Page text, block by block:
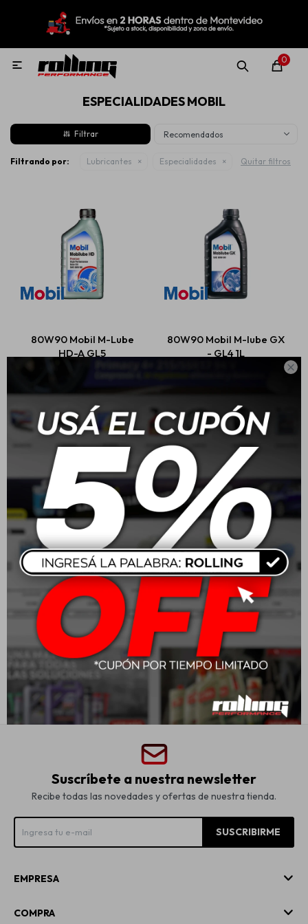

0

ESPECIALIDADES MOBIL
Recomendados
Filtrando por: Lubricantes Especialidades Quitar filtros
80W90 Mobil M-Lube
HD-A GL5
80W90 Mobil M-lube GX
- GL4 1L
Mobil ATF D/M Fluido De
Transmisión 1L
USD16,00
Suscríbete a nuestra newsletter
Recibe todas las novedades y ofertas de nuestra tienda.
SUSCRIBIRME
EMPRESA
COMPRA
MI CUENTA
Nuevo! Rolling Repuestos
Llantas
Lubricantes
Aditivos
Estética automotriz
Baterías
Repuestos
Servicios